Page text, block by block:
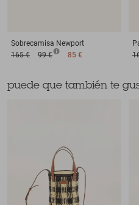
Sobrecamisa Newport
165 €
99 € 85 €
puede que también te